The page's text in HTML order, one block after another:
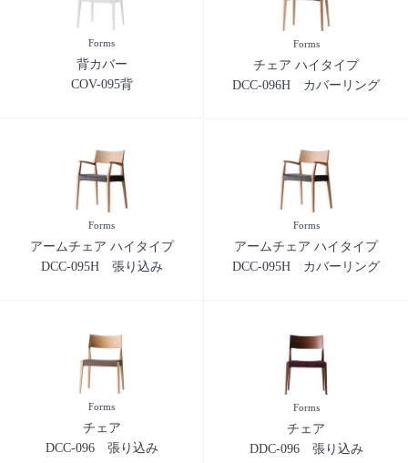
Forms
背カバー
COV-095背
Forms
チェア ハイタイプ
DCC-096H カバーリング
Forms
アームチェア ハイタイプ
DCC-095H 張り込み
Forms
アームチェア ハイタイプ
DCC-095H カバーリング
Forms
チェア
DCC-096 張り込み
Forms
チェア
DDC-096 張り込み